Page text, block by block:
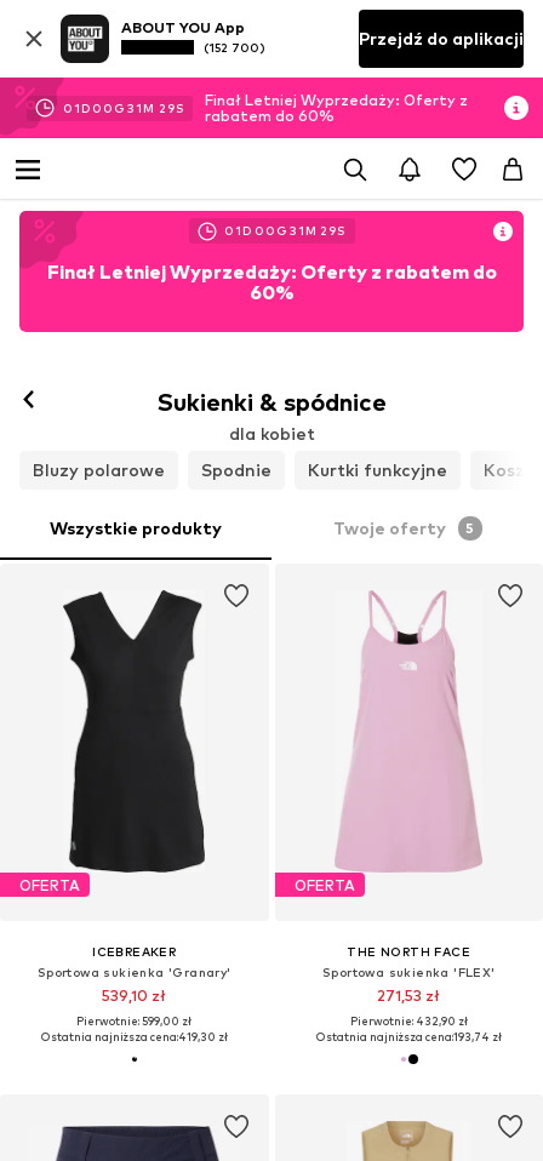
ABOUT YOU App
(152 700) Przejdź do aplikacji
01D 00 G 31M 28S
Finał Letniej Wyprzedaży: Oferty z
rabatem do 60%
01D 00 G 31M 28S
Finał Letniej Wyprzedaży: Oferty z rabatem do
60%
Sukienki & spódnice
dla kobiet
Bluzy polarowe
Spodnie Kurtki funkcyjne
Wszystkie produkty Twoje oferty 5
OFERTA
ICEBREAKER
Sportowa sukienka 'Granary'
539,10 zł
Pierwotnie: 599,00 zł
Ostatnia najniższa cena:419,30 zł
OFERTA
THE NORTH FACE
Sportowa sukienka 'FLEX'
271,53 zł
Pierwotnie: 432,90 zł
Ostatnia najniższa cena:193,74 zł